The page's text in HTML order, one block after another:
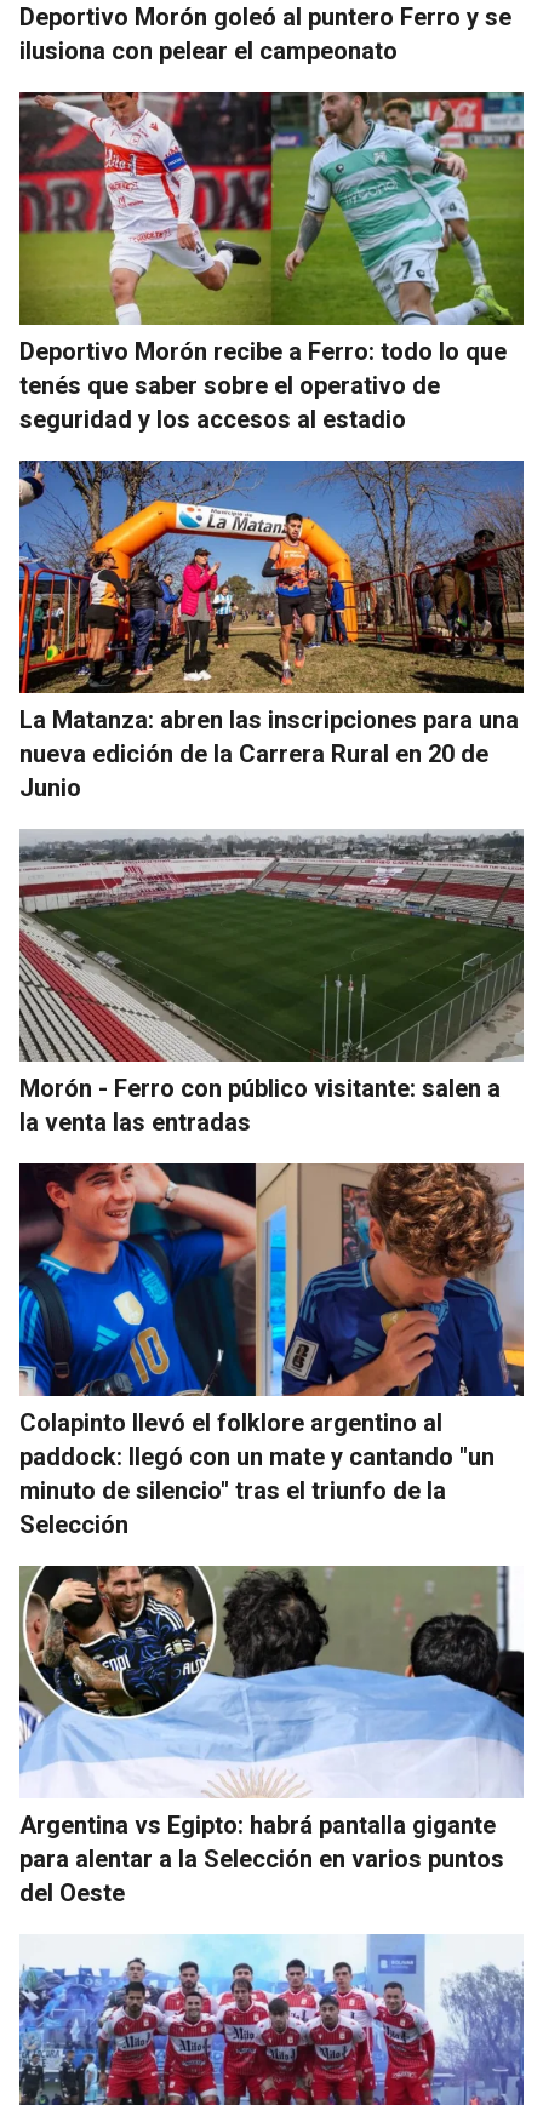
Deportivo Morón goleó al puntero Ferro y se
ilusiona con pelear el campeonato
Deportivo Morón recibe a Ferro: todo lo que
tenés que saber sobre el operativo de
seguridad y los accesos al estadio
La Matanza: abren las inscripciones para una
nueva edición de la Carrera Rural en 20 de
Junio
Morón - Ferro con público visitante: salen a
la venta las entradas
Colapinto llevó el folklore argentino al
paddock: llegó con un mate y cantando "un
minuto de silencio" tras el triunfo de la
Selección
Argentina vs Egipto: habrá pantalla gigante
para alentar a la Selección en varios puntos
del Oeste